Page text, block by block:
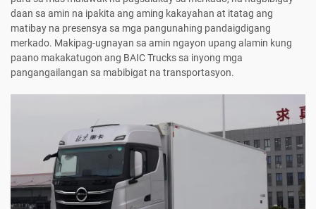
daan sa amin na ipakita ang aming kakayahan at itatag ang
matibay na presensya sa mga pangunahing pandaigdigang
merkado. Makipag-ugnayan sa amin ngayon upang alamin kung
paano makakatugon ang BAIC Trucks sa inyong mga
pangangailangan sa mabibigat na transportasyon.